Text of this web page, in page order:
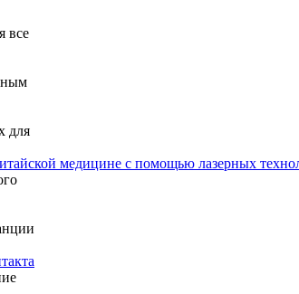
все
для
медицине с помощью лазерных